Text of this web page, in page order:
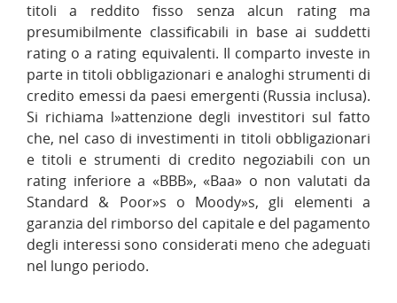
titoli a reddito fisso senza alcun rating ma
presumibilmente classificabili in base ai suddetti
rating o a rating equivalenti. Il comparto investe in
parte in titoli obbligazionari e analoghi strumenti di
credito emessi da paesi emergenti (Russia inclusa).
Si richiama l»attenzione degli investitori sul fatto
che, nel caso di investimenti in titoli obbligazionari
e titoli e strumenti di credito negoziabili con un
rating inferiore a «BBB», «Baa» o non valutati da
Standard & Poor»s o Moody»s, gli elementi a
garanzia del rimborso del capitale e del pagamento
degli interessi sono considerati meno che adeguati
nel lungo periodo.